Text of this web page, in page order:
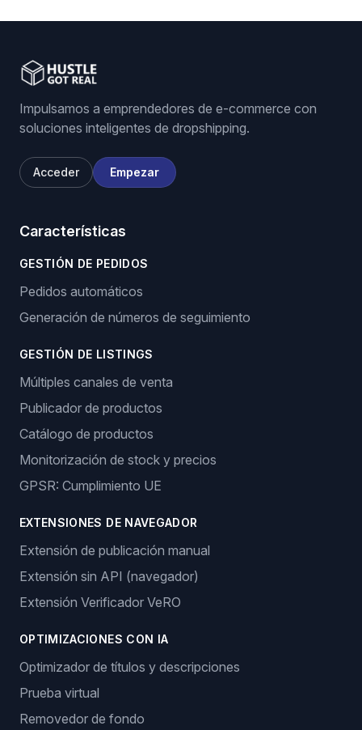
Impulsamos a emprendedores de e-commerce con
soluciones inteligentes de dropshipping.
Acceder Empezar
Características
GESTIÓN DE PEDIDOS
Pedidos automáticos
Generación de números de seguimiento
GESTIÓN DE LISTINGS
Múltiples canales de venta
Publicador de productos
Catálogo de productos
Monitorización de stock y precios
GPSR: Cumplimiento UE
EXTENSIONES DE NAVEGADOR
Extensión de publicación manual
Extensión sin API (navegador)
Extensión Verificador VeRO
OPTIMIZACIONES CON IA
Optimizador de títulos y descripciones
Prueba virtual
Removedor de fondo